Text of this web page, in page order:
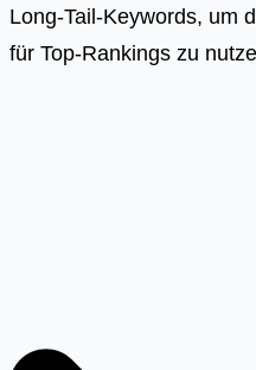
Long-Tail-Keywords, um
für Top-Rankings zu